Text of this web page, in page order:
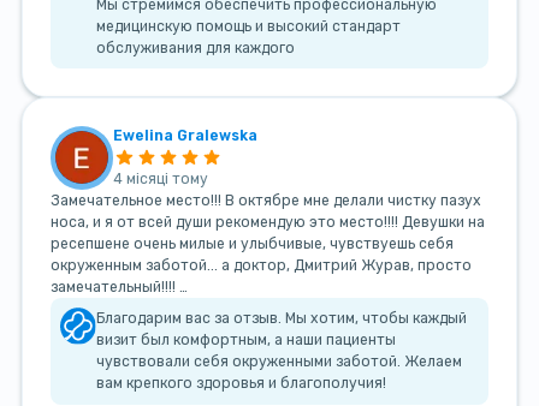
Мы стремимся обеспечить профессиональную
медицинскую помощь и высокий стандарт
обслуживания для каждого
Ewelina Gralewska
4 місяці тому
Замечательное место!!! В октябре мне делали чистку пазух
носа, и я от всей души рекомендую это место!!!! Девушки на
ресепшене очень милые и улыбчивые, чувствуешь себя
окруженным заботой... а доктор, Дмитрий Журав, просто
замечательный!!!! …
Благодарим вас за отзыв. Мы хотим, чтобы каждый
визит был комфортным, а наши пациенты
чувствовали себя окруженными заботой. Желаем
вам крепкого здоровья и благополучия!